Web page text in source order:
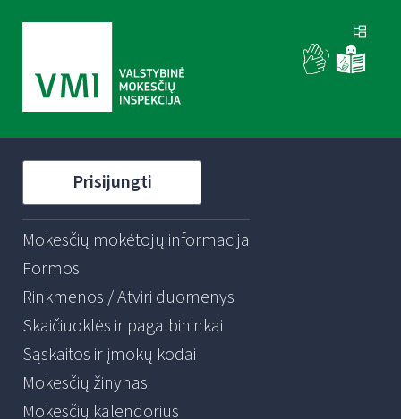
Prisijungti
Mokesčių mokėtojų informacija
Formos
Rinkmenos / Atviri duomenys
Skaičiuoklės ir pagalbininkai
Sąskaitos ir įmokų kodai
Mokesčių žinynas
Mokesčių kalendorius